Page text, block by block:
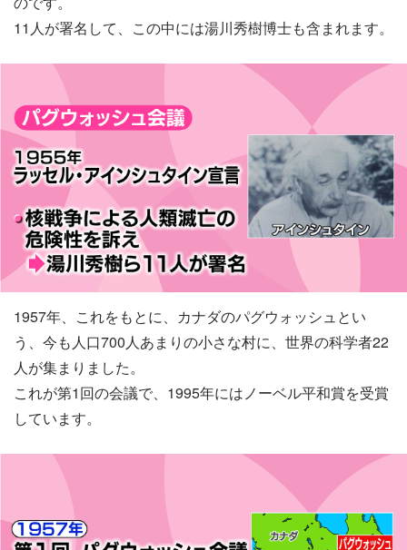
11人が署名して、この中には湯川秀樹博士も含まれます。
1957年、これをもとに、カナダのパグウォッシュとい
う、今も人口700人あまりの小さな村に、世界の科学者22
人が集まりました。
これが第1回の会議で、1995年にはノーベル平和賞を受賞
しています。